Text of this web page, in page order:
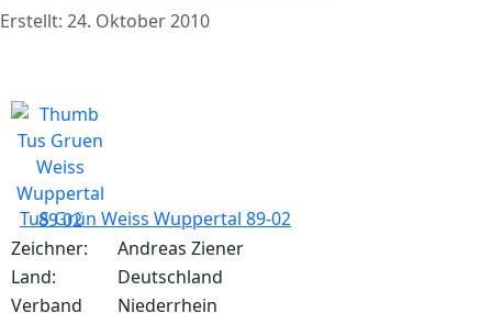
Erstellt: 24. Oktober 2010
TuS Grün Weiss Wuppertal 89-02
Zeichner:
Andreas Ziener
Land:
Deutschland
Verband
Niederrhein